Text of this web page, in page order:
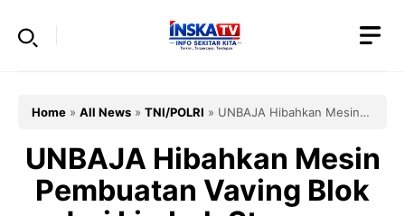
Home » All News » TNI/POLRI » UNBAJA Hibahkan Mesin
Lebak Denok
UNBAJA Hibahkan Mesin
Pembuatan Vaving Blok